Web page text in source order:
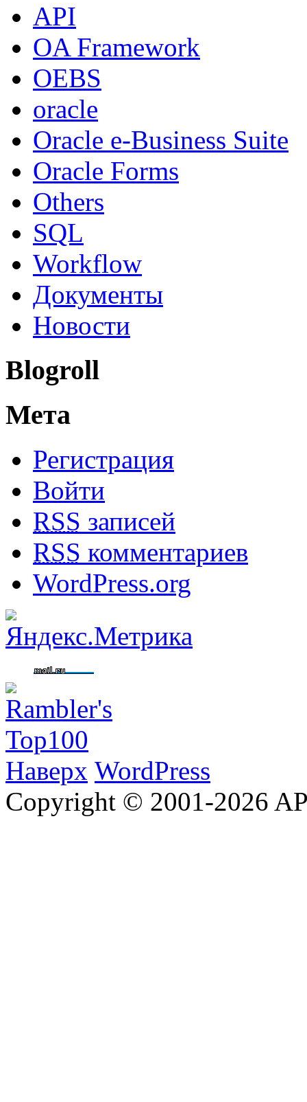
API
OA Framework
OEBS
oracle
Oracle e-Business Suite
Oracle Forms
Others
SQL
Workflow
Документы
Новости
Blogroll
Мета
Регистрация
Войти
RSS записей
RSS комментариев
WordPress.org
Наверх WordPress
Copyright © 2001-2026